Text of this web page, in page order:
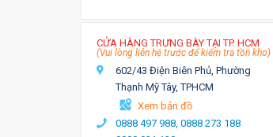
CỬA HÀNG TRƯNG BÀY TẠI TP. HCM
(Vui lòng liên hệ trước để kiểm tra tồn kho)
602/43 Điện Biên Phủ, Phường
Thạnh Mỹ Tây, TPHCM
Xem bản đồ
0888 497 988, 0888 273 188